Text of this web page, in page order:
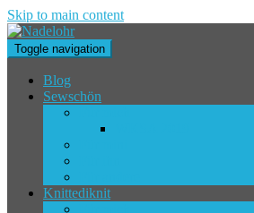
Skip to main content
Toggle navigation
Blog
Sewschön
Knittediknit